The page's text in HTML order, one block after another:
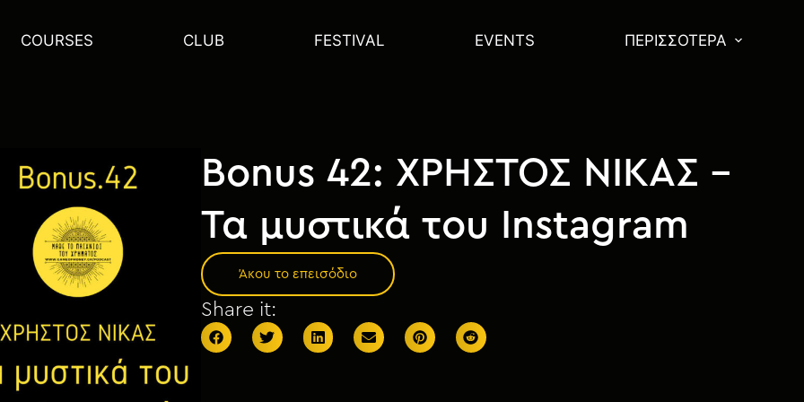
COURSES CLUB FESTIVAL EVENTS ΠΕΡΙΣΣΌΤΕΡΑ
Bonus 42: ΧΡΗΣΤΟΣ ΝΙΚΑΣ –
Τα μυστικά του Instagram
Άκου το επεισόδιο
Share it: